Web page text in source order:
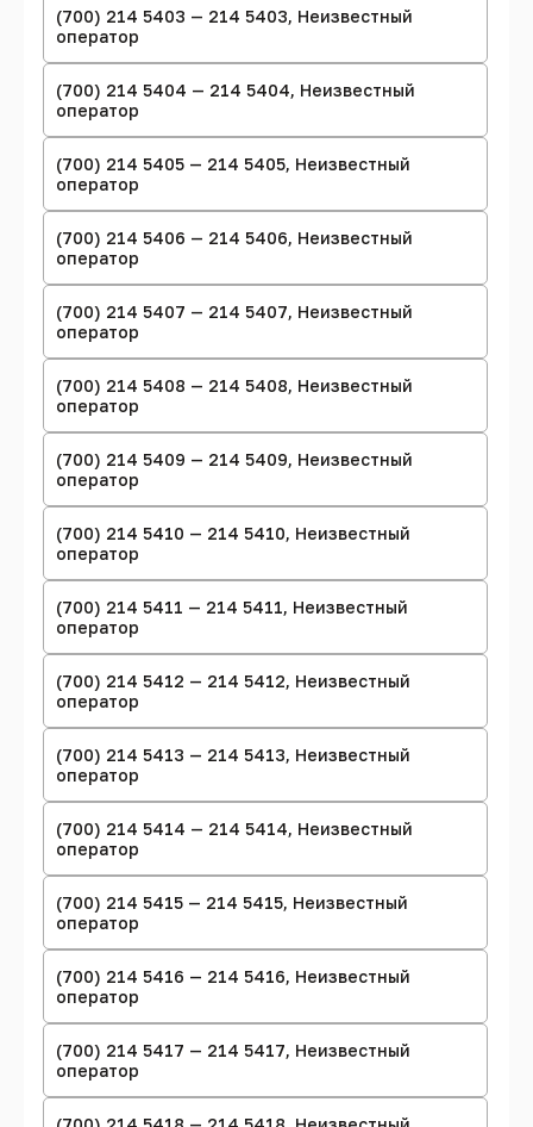
(700) 214 5403 — 214 5403, Неизвестный
оператор
(700) 214 5404 — 214 5404, Неизвестный
оператор
(700) 214 5405 — 214 5405, Неизвестный
оператор
(700) 214 5406 — 214 5406, Неизвестный
оператор
(700) 214 5407 — 214 5407, Неизвестный
оператор
(700) 214 5408 — 214 5408, Неизвестный
оператор
(700) 214 5409 — 214 5409, Неизвестный
оператор
(700) 214 5410 — 214 5410, Неизвестный
оператор
(700) 214 5411 — 214 5411, Неизвестный
оператор
(700) 214 5412 — 214 5412, Неизвестный
оператор
(700) 214 5413 — 214 5413, Неизвестный
оператор
(700) 214 5414 — 214 5414, Неизвестный
оператор
(700) 214 5415 — 214 5415, Неизвестный
оператор
(700) 214 5416 — 214 5416, Неизвестный
оператор
(700) 214 5417 — 214 5417, Неизвестный
оператор